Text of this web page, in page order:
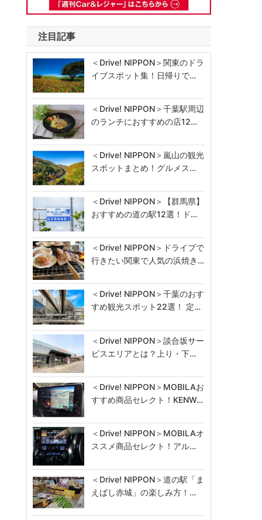
注目記事
＜Drive! NIPPON＞関東のドラ
イブスポット集！日帰りで…
＜Drive! NIPPON＞千葉駅周辺
のランチにおすすめの店12…
＜Drive! NIPPON＞嵐山の観光
スポットまとめ！グルメス…
＜Drive! NIPPON＞【群馬県】
おすすめの道の駅12選！ド…
＜Drive! NIPPON＞ドライブで
行きたい関東で人気の浜焼き…
＜Drive! NIPPON＞千葉のおす
すめ観光スポット22選！ 定…
＜Drive! NIPPON＞談合坂サー
ビスエリアとは？上り・下…
＜Drive! NIPPON＞MOBILAお
すすめ商品セレクト！KENW…
＜Drive! NIPPON＞MOBILAオ
ススメ商品セレクト！アル…
＜Drive! NIPPON＞道の駅「ま
えばし赤城」の楽しみ方！…